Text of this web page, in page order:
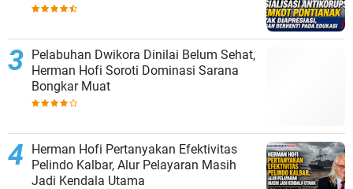
Pelabuhan Dwikora Dinilai Belum Sehat,
Herman Hofi Soroti Dominasi Sarana
Bongkar Muat
Herman Hofi Pertanyakan Efektivitas
Pelindo Kalbar, Alur Pelayaran Masih
Jadi Kendala Utama